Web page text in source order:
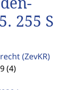
255 S
(ZevKR)
(4)